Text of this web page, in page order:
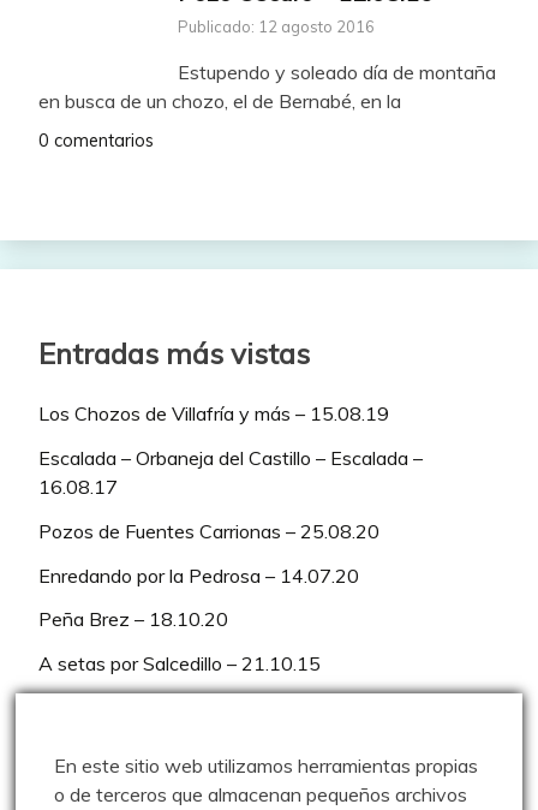
Publicado: 12 agosto 2016
Estupendo y soleado día de montaña
en busca de un chozo, el de Bernabé, en la
0 comentarios
Entradas más vistas
Los Chozos de Villafría y más – 15.08.19
Escalada – Orbaneja del Castillo – Escalada –
16.08.17
Pozos de Fuentes Carrionas – 25.08.20
Enredando por la Pedrosa – 14.07.20
Peña Brez – 18.10.20
A setas por Salcedillo – 21.10.15
Pico Medio del Curavacas por el Corredor Oblicuo y
En este sitio web utilizamos herramientas propias
o de terceros que almacenan pequeños archivos